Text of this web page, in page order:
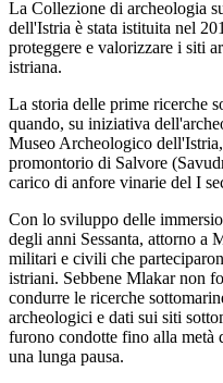
La Collezione di archeologia
dell'Istria è stata istituita nel
proteggere e valorizzare i siti
istriana.
La storia delle prime ricerche
quando, su iniziativa
Museo Archeologico
promontorio di Salvore
carico di anfore vinarie del I
Con lo sviluppo delle
degli anni Sessanta, attorno a
militari e civili che
istriani. Sebbene Mlakar non
condurre le ricerche
archeologici e dati sui siti
furono condotte fino alla metà
una lunga pausa.